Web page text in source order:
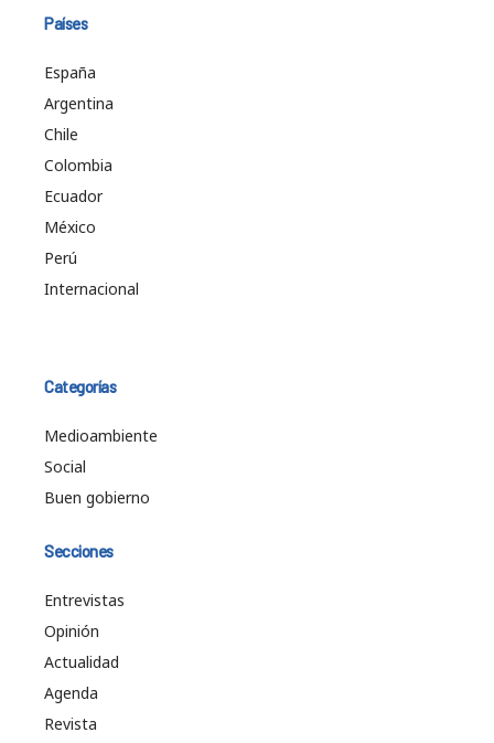
Países
España
Argentina
Chile
Colombia
Ecuador
México
Perú
Internacional
Categorías
Medioambiente
Social
Buen gobierno
Secciones
Entrevistas
Opinión
Actualidad
Agenda
Revista